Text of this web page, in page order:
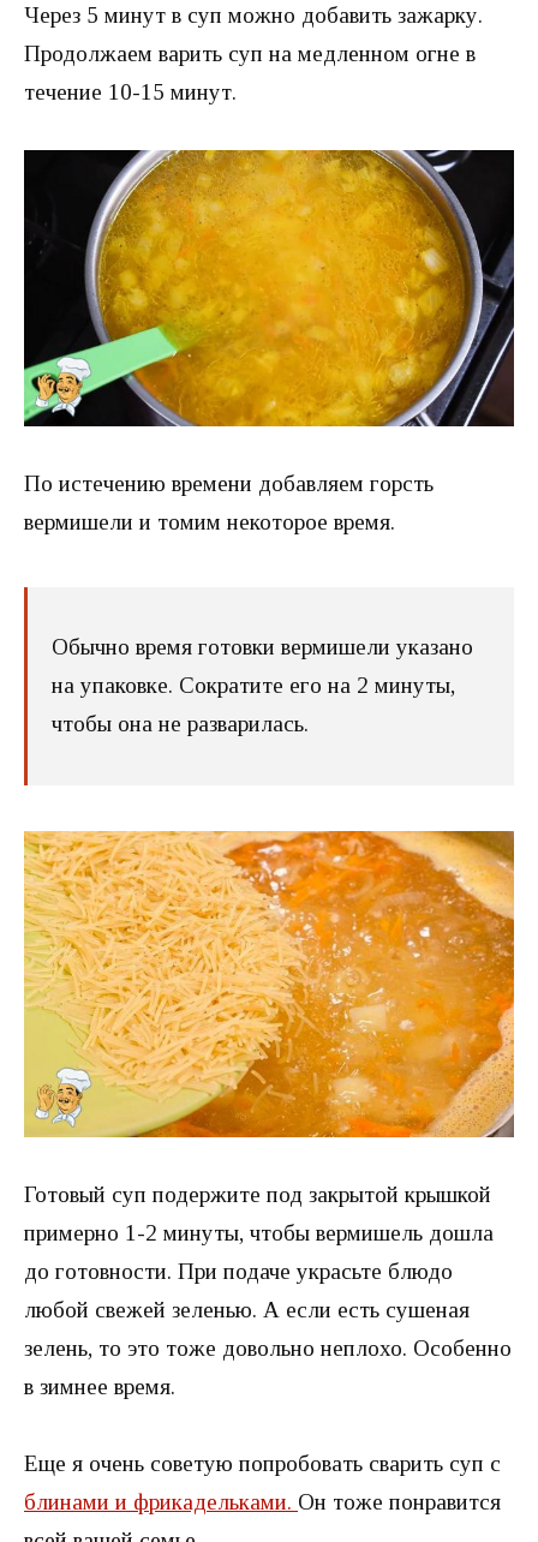
Через 5 минут в суп можно добавить зажарку.
Продолжаем варить суп на медленном огне в
течение 10-15 минут.
По истечению времени добавляем горсть
вермишели и томим некоторое время.
Обычно время готовки вермишели указано
на упаковке. Сократите его на 2 минуты,
чтобы она не разварилась.
Готовый суп подержите под закрытой крышкой
примерно 1-2 минуты, чтобы вермишель дошла
до готовности. При подаче украсьте блюдо
любой свежей зеленью. А если есть сушеная
зелень, то это тоже довольно неплохо. Особенно
в зимнее время.
Еще я очень советую попробовать сварить суп с
блинами и фрикадельками. Он тоже понравится